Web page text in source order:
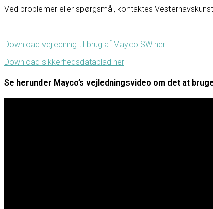
Ved problemer eller spørgsmål, kontaktes
Download vejledning til brug af Mayco SW her
Download sikkerhedsdatablad her
Se herunder Mayco’s vejledningsvideo om det at